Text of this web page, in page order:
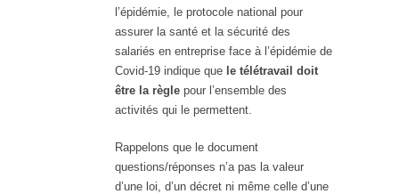
l’épidémie, le protocole national pour
assurer la santé et la sécurité des
salariés en entreprise face à l’épidémie de
Covid-19 indique que le télétravail doit
être la règle pour l’ensemble des
activités qui le permettent.
Rappelons que le document
questions/réponses n’a pas la valeur
d’une loi, d’un décret ni même celle d’une